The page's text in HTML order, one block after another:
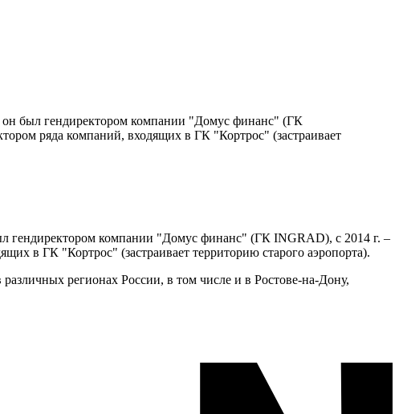
был гендиректором компании "Домус финанс" (ГК
ряда компаний, входящих в ГК "Кортрос" (застраивает
компании "Домус финанс" (ГК INGRAD), с 2014 г. –
в ГК "Кортрос" (застраивает территорию старого аэропорта).
регионах России, в том числе и в Ростове-на-Дону,